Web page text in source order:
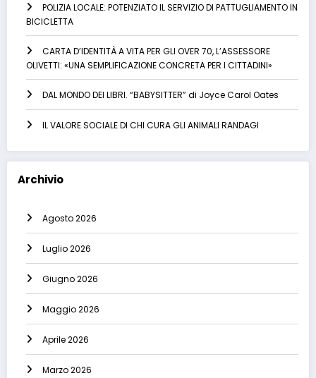
POLIZIA LOCALE: POTENZIATO IL SERVIZIO DI PATTUGLIAMENTO IN
BICICLETTA
CARTA D’IDENTITÀ A VITA PER GLI OVER 70, L’ASSESSORE
OLIVETTI: «UNA SEMPLIFICAZIONE CONCRETA PER I CITTADINI»
DAL MONDO DEI LIBRI. “BABYSITTER” di Joyce Carol Oates
IL VALORE SOCIALE DI CHI CURA GLI ANIMALI RANDAGI
Archivio
Agosto 2026
Luglio 2026
Giugno 2026
Maggio 2026
Aprile 2026
Marzo 2026